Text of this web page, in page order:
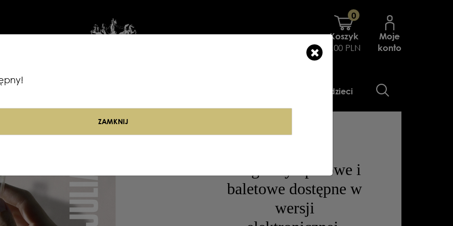
0
Koszyk
0.00 PLN
Moje
konto
Dla dzieci
Wycieczki po
teatrze
ZAMKNIJ